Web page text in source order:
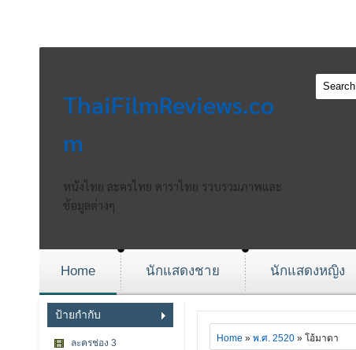
ThaiFilmReviews.co
m
หนังไทย ละครไทย ดาราไทย รวบรวมภาพและ
ข้อมูลต่างๆ
Home นักแสดงชาย นักแสดงหญิง
ป้ายกำกับ
ละครช่อง 3 Home » พ.ศ. 2520» โอ้มาดา